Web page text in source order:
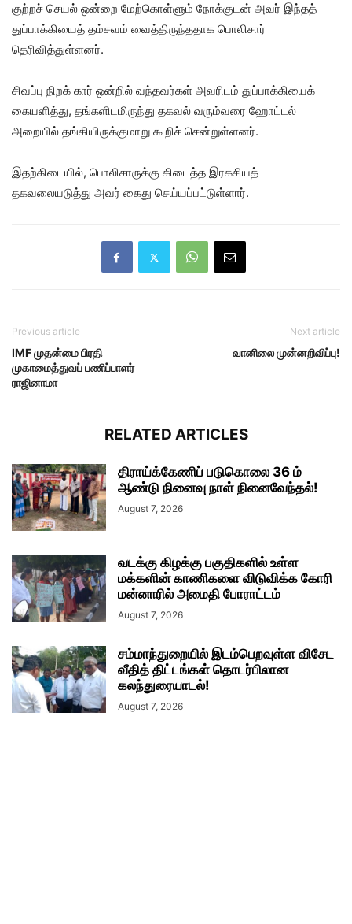
குற்றச் செயல் ஒன்றை மேற்கொள்ளும் நோக்குடன் அவர் இந்தத்
துப்பாக்கியைத் தம்சவம் வைத்திருந்ததாக பொலிசார்
தெரிவித்துள்ளனர்.
சிவப்பு நிறக் கார் ஒன்றில் வந்தவர்கள் அவரிடம் துப்பாக்கியைக்
கையளித்து, தங்களிடமிருந்து தகவல் வரும்வரை ஹோட்டல்
அறையில் தங்கியிருக்குமாறு கூறிச் சென்றுள்ளனர்.
இதற்கிடையில், பொலிசாருக்கு கிடைத்த இரகசியத்
தகவலையடுத்து அவர் கைது செய்யப்பட்டுள்ளார்.
Previous article
IMF முதன்மை பிரதி
முகாமைத்துவப் பணிப்பாளர்
ராஜினாமா
Next article
வானிலை முன்னறிவிப்பு!
RELATED ARTICLES
திராய்க்கேணிப் படுகொலை 36 ம்
ஆண்டு நினைவு நாள் நினைவேந்தல்!
August 7, 2026
வடக்கு கிழக்கு பகுதிகளில் உள்ள
மக்களின் காணிகளை விடுவிக்க கோரி
மன்னாரில் அமைதி போராட்டம்
August 7, 2026
சம்மாந்துறையில் இடம்பெறவுள்ள விசேட
வீதித் திட்டங்கள் தொடர்பிலான
கலந்துரையாடல்!
August 7, 2026